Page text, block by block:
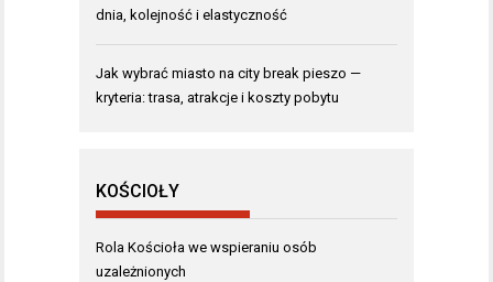
dnia, kolejność i elastyczność
Jak wybrać miasto na city break pieszo —
kryteria: trasa, atrakcje i koszty pobytu
KOŚCIOŁY
Rola Kościoła we wspieraniu osób
uzależnionych